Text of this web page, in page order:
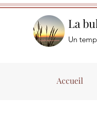
La
Un
Accueil